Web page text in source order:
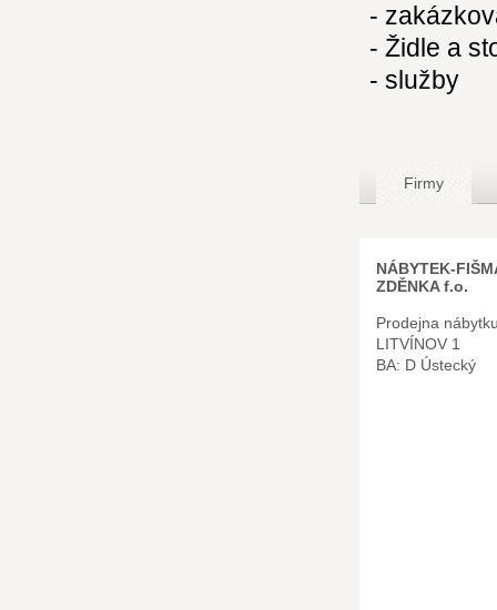
-
- Židle a
- služby
Firmy
NÁBYTEK-
ZDĚNKA f.o.
Prodejna
LITVÍNOV 1
BA: D Ústecký